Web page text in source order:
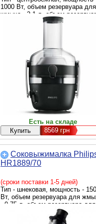
1000 Вт, объем резервуара для
жмыха - 2.1 л, объем
для сока - 1 л, цвет - черный
Есть на складе
8569 грн
Соковыжималка
HR1889/70
(сроки поставки 1-5 дней)
Тип - шнековая, мощность - 150
Вт, объем резервуара для
- 0.75 л, объем резервуара для
сока - 1 л, цвет - черный